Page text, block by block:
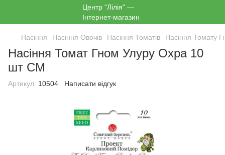
Насіння Насіння Овочів Насіння Томатів Насіння Томату
Насіння Томат Гном Улуру Охра 10
шт СМ
Артикул: 10504 Написати відгук